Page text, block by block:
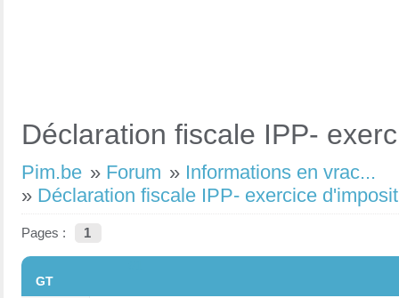
Déclaration fiscale IPP-
Pim.be » Forum » Informations en vrac...
» Déclaration fiscale IPP- exercice
Pages : 1
GT